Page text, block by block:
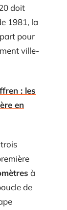
doit
1981, la
pour
ville-
: les
en
à
de